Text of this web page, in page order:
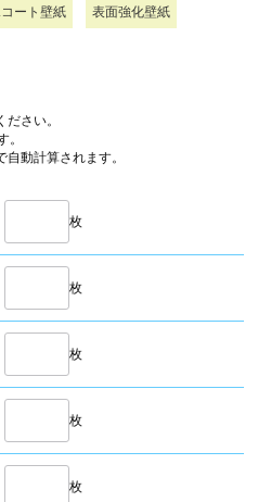
ート壁紙 表面強化壁紙
さい。
。
動計算されます。
枚
枚
枚
枚
枚